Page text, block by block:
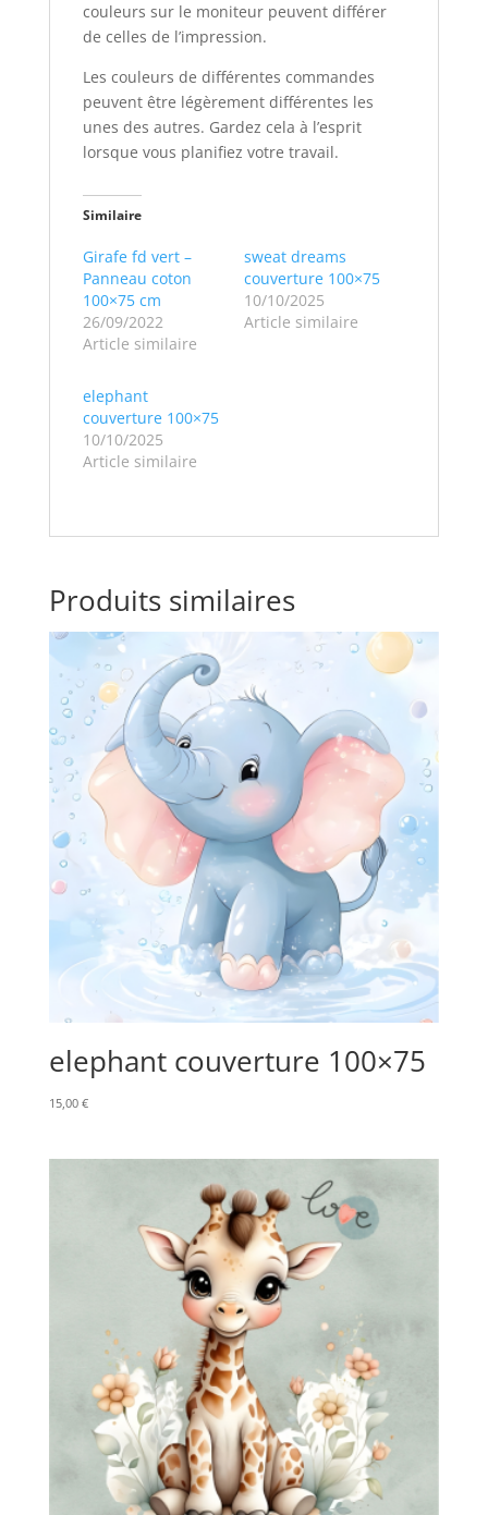
couleurs sur le moniteur peuvent différer
de celles de l’impression.
Les couleurs de différentes commandes
peuvent être légèrement différentes les
unes des autres. Gardez cela à l’esprit
lorsque vous planifiez votre travail.
Similaire
Girafe fd vert –
Panneau coton
100×75 cm
26/09/2022
Article similaire
sweat dreams
couverture 100×75
10/10/2025
Article similaire
elephant
couverture 100×75
10/10/2025
Article similaire
Produits similaires
elephant couverture 100×75
15,00 €